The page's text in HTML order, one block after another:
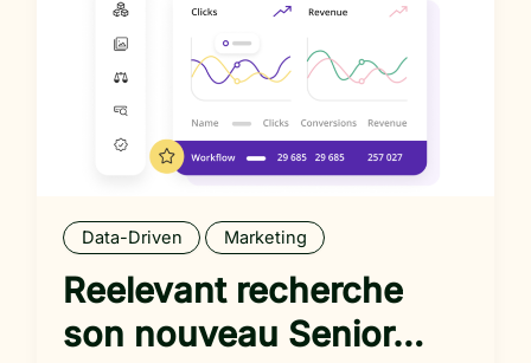
Data-Driven Marketing
Reelevant recherche
son nouveau Senior…